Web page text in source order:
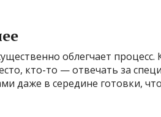
облегчает процесс.
кто-то — отвечать за
даже в середине готовки,